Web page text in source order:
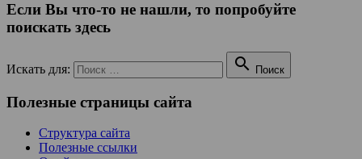
Если Вы что-то не нашли, то попробуйте
поискать здесь
Искать для:  Поиск
Полезные страницы сайта
Структура сайта
Полезные ссылки